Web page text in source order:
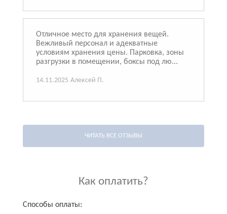
Отличное место для хранения вещей.
Вежливый персонал и адекватные
условиям хранения цены. Парковка, зоны
разгрузки в помещении, боксы под лю...
14.11.2025 Алексей П.
ЧИТАТЬ ВСЕ ОТЗЫВЫ
Как оплатить?
Способы оплаты: